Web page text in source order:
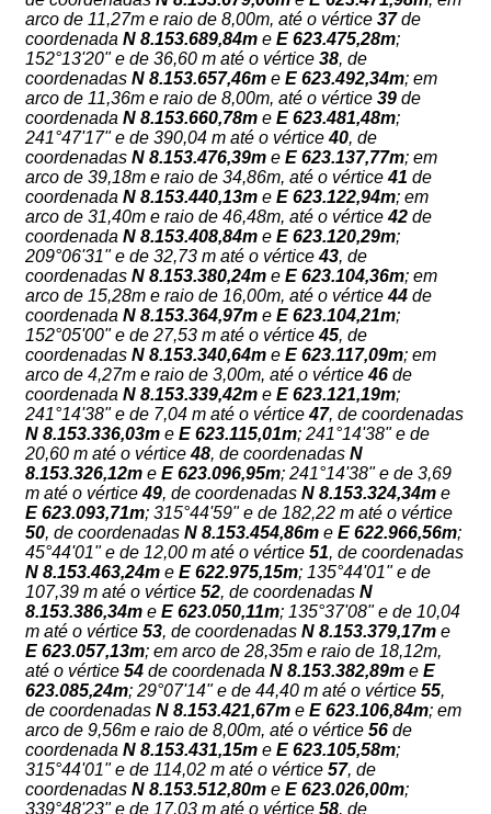
arco de 11,27m e raio de 8,00m, até o vértice 37de
coordenada N 8.153.689,84m e E 623.475,28m;
152°13'20" e de 36,60 m até o vértice 38, de
coordenadas N 8.153.657,46m e E 623.492,34m; em
arco de 11,36m e raio de 8,00m, até o vértice 39 de
coordenada N 8.153.660,78m e E 623.481,48m;
241°47'17" e de 390,04 m até o vértice40, de
coordenadas N 8.153.476,39m e E 623.137,77m; em
arco de 39,18m e raio de 34,86m, até o vértice41 de
coordenada N 8.153.440,13m e E 623.122,94m; em
arco de 31,40m e raio de 46,48m, até o vértice42 de
coordenada N 8.153.408,84m e E 623.120,29m;
209°06'31" e de 32,73 m até o vértice43, de
coordenadas N 8.153.380,24m e E 623.104,36m; em
arco de 15,28m e raio de 16,00m, até o vértice44 de
coordenada N 8.153.364,97m e E 623.104,21m;
152°05'00" e de 27,53 m até o vértice45, de
coordenadas N 8.153.340,64m e E 623.117,09m; em
arco de 4,27m e raio de 3,00m, até o vértice46 de
coordenada N 8.153.339,42m e E 623.121,19m;
241°14'38" e de 7,04 m até o vértice47, de coordenadas
N 8.153.336,03m e E 623.115,01m; 241°14'38" e de
20,60 m até o vértice48, de coordenadas N
8.153.326,12m e E 623.096,95m; 241°14'38" e de 3,69
m até o vértice49, de coordenadas N 8.153.324,34m e
E 623.093,71m; 315°44'59" e de 182,22 m até o vértice
50, de coordenadas N 8.153.454,86m e E 622.966,56m;
45°44'01" e de 12,00 m até o vértice 51, de coordenadas
N 8.153.463,24m e E 622.975,15m; 135°44'01" e de
107,39 m até o vértice 52, de coordenadas N
8.153.386,34m e E 623.050,11m; 135°37'08" e de 10,04
m até o vértice 53, de coordenadas N 8.153.379,17m e
E 623.057,13m; em arco de 28,35m e raio de 18,12m,
até o vértice 54 de coordenada N 8.153.382,89m e E
623.085,24m; 29°07'14" e de 44,40 m até o vértice 55,
de coordenadas N 8.153.421,67m e E 623.106,84m; em
arco de 9,56m e raio de 8,00m, até o vértice 56 de
coordenada N 8.153.431,15m e E 623.105,58m;
315°44'01" e de 114,02 m até o vértice 57, de
coordenadas N 8.153.512,80m e E 623.026,00m;
339°48'23" e de 17,03 m até o vértice 58, de